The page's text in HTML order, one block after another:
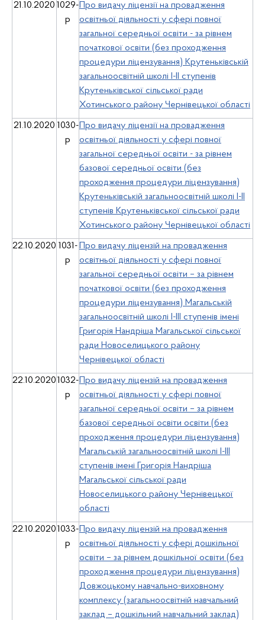
21.10.2020 1029-
р
Про видачу ліцензії на провадження
освітньої діяльності у сфері повної
загальної середньої освіти - за рівнем
початкової освіти (без проходження
процедури ліцензування) Крутеньківській
загальноосвітній школі І-ІІ ступенів
Крутеньківської сільської ради
Хотинського району Чернівецької області
21.10.2020 1030-
р
Про видачу ліцензії на провадження
освітньої діяльності у сфері повної
загальної середньої освіти - за рівнем
базової середньої освіти (без
проходження процедури ліцензування)
Крутеньківській загальноосвітній школі І-ІІ
ступенів Крутеньківської сільської ради
Хотинського району Чернівецької області
22.10.2020 1031-
р
Про видачу ліцензій на провадження
освітньої діяльності у сфері повної
загальної середньої освіти – за рівнем
початкової освіти (без проходження
процедури ліцензування) Магальській
загальноосвітній школі І-ІІІ ступенів імені
Григорія Нандріша Магальської сільської
ради Новоселицького району
Чернівецької області
22.10.20201032-
р
Про видачу ліцензій на провадження
освітньої діяльності у сфері повної
загальної середньої освіти – за рівнем
базової середньої освіти освіти (без
проходження процедури ліцензування)
Магальській загальноосвітній школі І-ІІІ
ступенів імені Григорія Нандріша
Магальської сільської ради
Новоселицького району Чернівецької
області
22.10.20201033-
р
Про видачу ліцензій на провадження
освітньої діяльності у сфері дошкільної
освіти – за рівнем дошкільної освіти (без
проходження процедури ліцензування)
Довжоцькому навчально-виховному
комплексу (загальноосвітній навчальний
заклад – дошкільний навчальний заклад)